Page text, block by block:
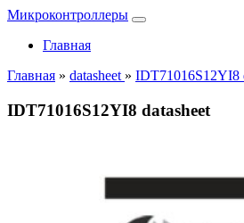
Микроконтроллеры
Главная
Главная » datasheet » IDT71016S12YI8
IDT71016S12YI8 datasheet